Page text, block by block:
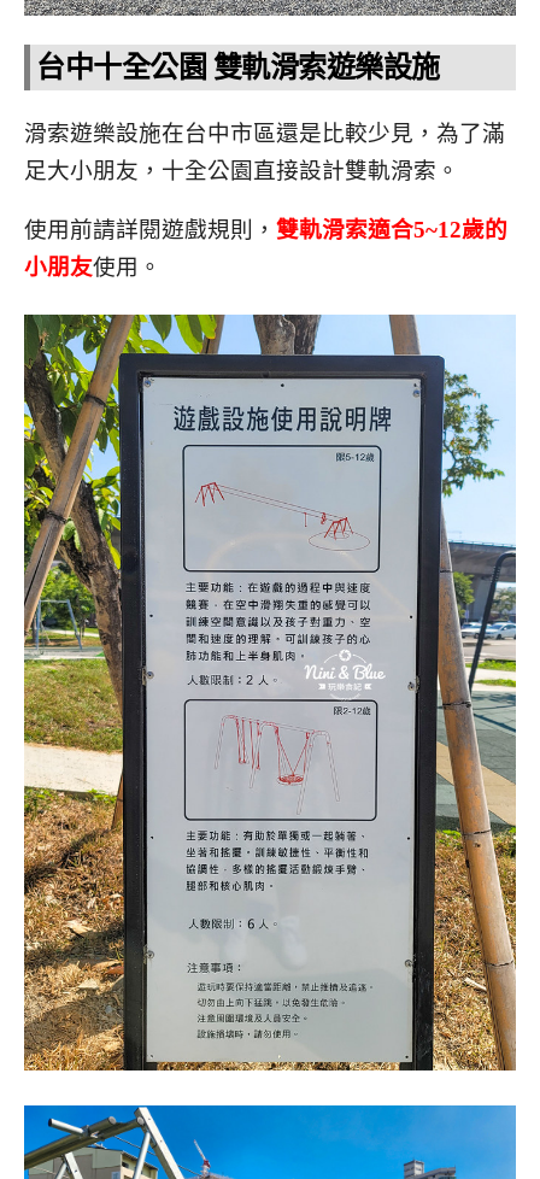
台中十全公園 雙軌滑索遊樂設施
滑索遊樂設施在台中市區還是比較少見，為了滿
足大小朋友，十全公園直接設計雙軌滑索。
使用前請詳閱遊戲規則， 雙軌滑索適合5~12歲的
小朋友使用。